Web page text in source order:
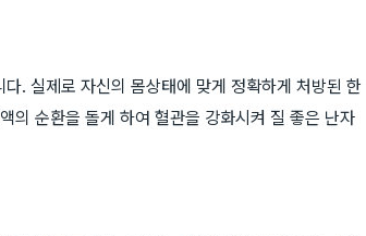
. 실제로 자신의 몸상태에 맞게 정확하게 처방된 한
의 순환을 돌게 하여 혈관을 강화시켜 질 좋은 난자